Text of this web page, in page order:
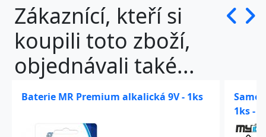
Zákaznící, kteří si
koupili toto zboží,
objednávali také...
Baterie MR Premium alkalická 9V - 1ks
1ks -